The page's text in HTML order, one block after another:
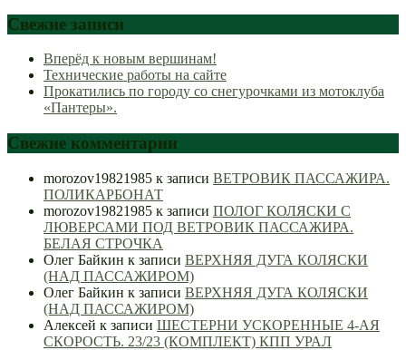
Свежие записи
Вперёд к новым вершинам!
Технические работы на сайте
Прокатились по городу со снегурочками из мотоклуба
«Пантеры».
Свежие комментарии
morozov19821985 к записи ВЕТРОВИК ПАССАЖИРА.
ПОЛИКАРБОНАТ
morozov19821985 к записи ПОЛОГ КОЛЯСКИ С
ЛЮВЕРСАМИ ПОД ВЕТРОВИК ПАССАЖИРА.
БЕЛАЯ СТРОЧКА
Олег Байкин к записи ВЕРХНЯЯ ДУГА КОЛЯСКИ
(НАД ПАССАЖИРОМ)
Олег Байкин к записи ВЕРХНЯЯ ДУГА КОЛЯСКИ
(НАД ПАССАЖИРОМ)
Алексей к записи ШЕСТЕРНИ УСКОРЕННЫЕ 4-АЯ
СКОРОСТЬ. 23/23 (КОМПЛЕКТ) КПП УРАЛ